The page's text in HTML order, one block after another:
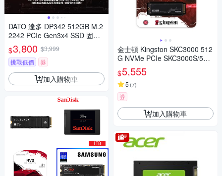
DATO 達多 DP342 512GB M.2
2242 PCIe Gen3x4 SSD 固態
硬碟(最高達讀:2500MB/s 寫:1
700MB/s)
$3,800 $3,999
挑戰低價
券
加入購物車
金士頓 Kingston SKC3000 512
G NVMe PCIe SKC3000S/512
G SSD 固態硬碟
$5,555
5 (7)
券
加入購物車